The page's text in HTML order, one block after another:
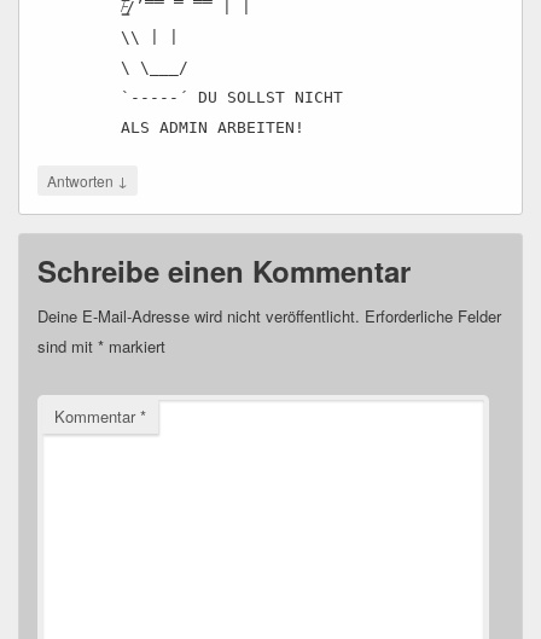
/̵͇̿̿/’̿̿ ̿ ̿̿ | |
\\ | |
\ \___/
`-----´ DU SOLLST NICHT
ALS ADMIN ARBEITEN!
Antworten ↓
Schreibe einen Kommentar
Deine E-Mail-Adresse wird nicht veröffentlicht. Erforderliche Felder
sind mit * markiert
Kommentar*